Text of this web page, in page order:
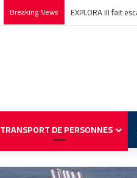
Breaking News EXPLORA III fait
TRANSPORT DE PERSONNES